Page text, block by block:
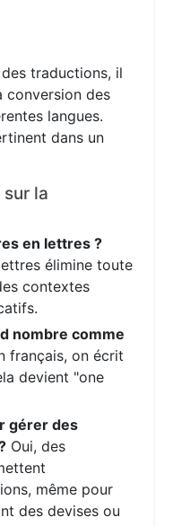
traductions, il
conversion des
langues.
dans un
la
en lettres ?
élimine toute
contextes
nombre comme
français, on écrit
devient "one
gérer des
Oui, des
même pour
des devises ou